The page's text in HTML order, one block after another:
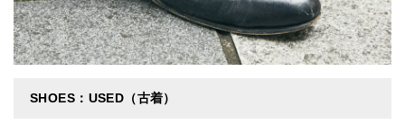
SHOES：USED（古着）